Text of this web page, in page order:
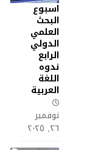
اسبوع
البحث
العلمي
الدولي
الرابع
ندوه
اللغة
العربية
نوفمبر
٢٦, ٢٠٢٥